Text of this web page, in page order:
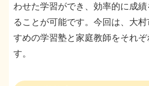
わせた学習ができ、効率的に成
ることが可能です。今回は、大
すめの学習塾と家庭教師をそれぞ
す。